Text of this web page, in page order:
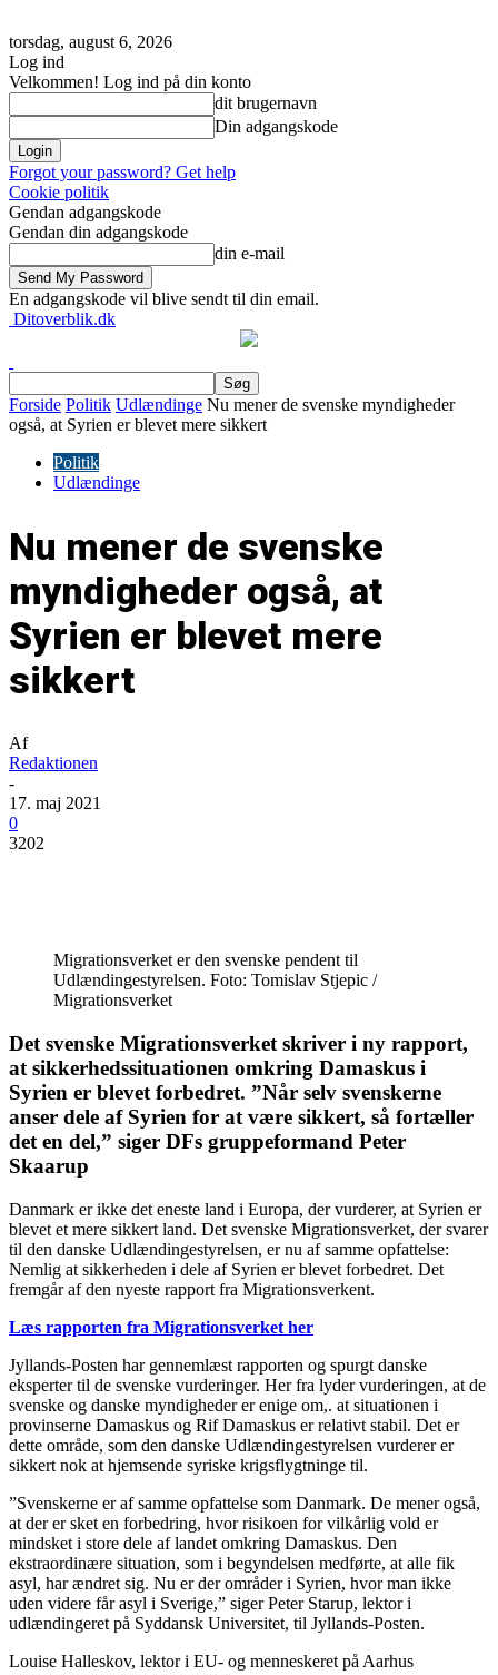
torsdag, august 6, 2026
Log ind
Velkommen! Log ind på din konto
dit brugernavn
Din adgangskode
Forgot your password? Get help
Cookie politik
Gendan adgangskode
Gendan din adgangskode
din e-mail
En adgangskode vil blive sendt til din email.
Ditoverblik.dk
Forside Politik Udlændinge Nu mener de svenske myndigheder
også, at Syrien er blevet mere sikkert
Politik
Udlændinge
Nu mener de svenske
myndigheder også, at
Syrien er blevet mere
sikkert
Af
Redaktionen
-
17. maj 2021
0
3202
Migrationsverket er den svenske pendent til
Udlændingestyrelsen. Foto: Tomislav Stjepic /
Migrationsverket
Det svenske Migrationsverket skriver i ny rapport,
at sikkerhedssituationen omkring Damaskus i
Syrien er blevet forbedret. ”Når selv svenskerne
anser dele af Syrien for at være sikkert, så fortæller
det en del,” siger DFs gruppeformand Peter
Skaarup
Danmark er ikke det eneste land i Europa, der vurderer, at Syrien er
blevet et mere sikkert land. Det svenske Migrationsverket, der svarer
til den danske Udlændingestyrelsen, er nu af samme opfattelse:
Nemlig at sikkerheden i dele af Syrien er blevet forbedret. Det
fremgår af den nyeste rapport fra Migrationsverkent.
Læs rapporten fra Migrationsverket her
Jyllands-Posten har gennemlæst rapporten og spurgt danske
eksperter til de svenske vurderinger. Her fra lyder vurderingen, at de
svenske og danske myndigheder er enige om,. at situationen i
provinserne Damaskus og Rif Damaskus er relativt stabil. Det er
dette område, som den danske Udlændingestyrelsen vurderer er
sikkert nok at hjemsende syriske krigsflygtninge til.
”Svenskerne er af samme opfattelse som Danmark. De mener også,
at der er sket en forbedring, hvor risikoen for vilkårlig vold er
mindsket i store dele af landet omkring Damaskus. Den
ekstraordinære situation, som i begyndelsen medførte, at alle fik
asyl, har ændret sig. Nu er der områder i Syrien, hvor man ikke
uden videre får asyl i Sverige,” siger Peter Starup, lektor i
udlændingeret på Syddansk Universitet, til Jyllands-Posten.
Louise Halleskov, lektor i EU- og menneskeret på Aarhus